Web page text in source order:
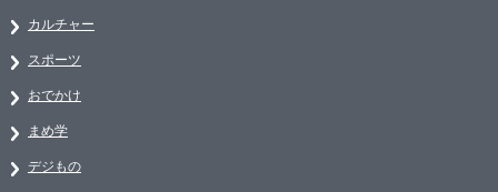
カルチャー
スポーツ
おでかけ
まめ学
デジもの